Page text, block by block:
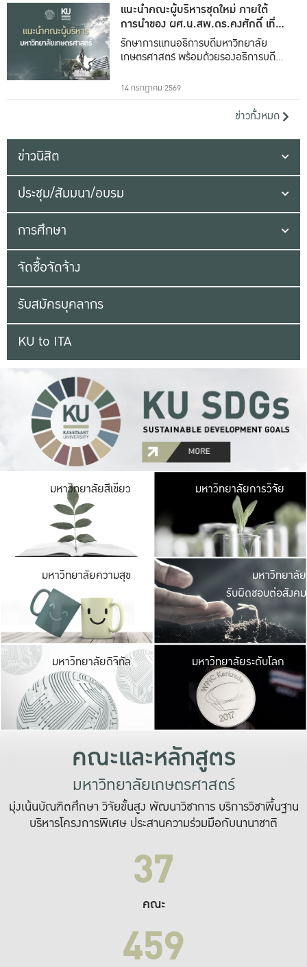
แนะนำคณะผู้บริหารชุดใหม่ ภายใต้
การนำของ ผศ.น.สพ.ดร.คงศักดิ์ เที่ยง
ธรรม
รักษาการแทนอธิการบดีมหาวิทยาลัย
เกษตรศาสตร์ พร้อมด้วยรองอธิการบดีทั้ง
14 กรกฎาคม 2569
ข่าวทั้งหมด
ข่าวนิสิต
ประชุม/สัมมนา/อบรม
การศึกษา
จัดซื้อจัดจ้าง
รับสมัครบุคลากร
KU to ITA
มหาวิทยาลัยสีเขียว มหาวิ
มีพื้นที่เขียวสดใส
เป็นป่าในเมือง เกษต
มหาวิทยาลัยการวิจัย
มหาวิทยาลัยความสุข มหาวิ
ค
เปิดประ
และพบเรื่องราวใ
มหาวิทยาลัย
รับผิดชอบต่อสังคม
มหาวิทยาลัยดิจิทัล มหาวิ
เปลี่ยนแปลง แล
เพื่อทำง
ระบบสารสนเทศ
มหาวิทยาลัยระดับโลก
คณะและหลักสูตร
มหาวิทยาลัยเกษตรศาสตร์
มุ่งเน้นบัณฑิตศึกษา วิจัยขั้นสูง พัฒนาวิชาการ บริการวิชาพื้นฐาน
บริหารโครงการพิเศษ ประสานความร่วมมือกับนานาชาติ
37
คณะ
459